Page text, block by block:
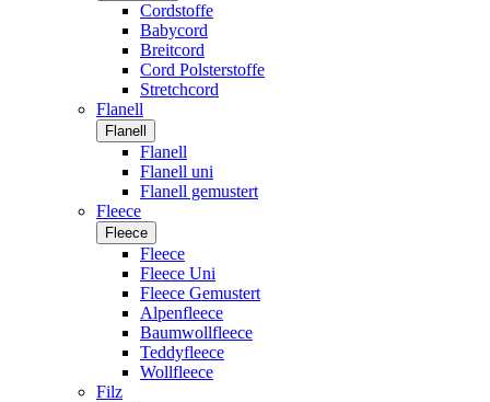
Cordstoffe
Babycord
Breitcord
Cord Polsterstoffe
Stretchcord
Flanell
Flanell
Flanell
Flanell uni
Flanell gemustert
Fleece
Fleece
Fleece
Fleece Uni
Fleece Gemustert
Alpenfleece
Baumwollfleece
Teddyfleece
Wollfleece
Filz